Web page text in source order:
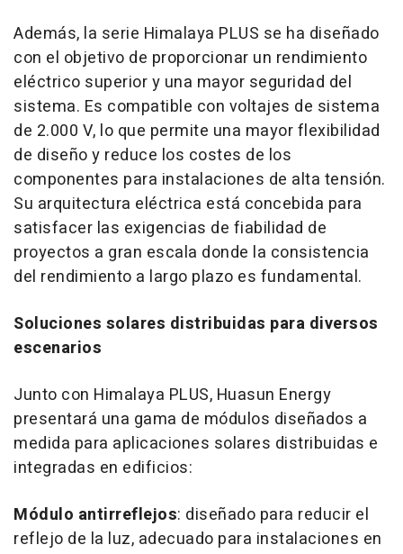
Además, la serie Himalaya PLUS se ha diseñado
con el objetivo de proporcionar un rendimiento
eléctrico superior y una mayor seguridad del
sistema. Es compatible con voltajes de sistema
de 2.000 V, lo que permite una mayor flexibilidad
de diseño y reduce los costes de los
componentes para instalaciones de alta tensión.
Su arquitectura eléctrica está concebida para
satisfacer las exigencias de fiabilidad de
proyectos a gran escala donde la consistencia
del rendimiento a largo plazo es fundamental.
Soluciones solares distribuidas para diversos
escenarios
Junto con Himalaya PLUS, Huasun Energy
presentará una gama de módulos diseñados a
medida para aplicaciones solares distribuidas e
integradas en edificios:
Módulo antirreflejos: diseñado para reducir el
reflejo de la luz, adecuado para instalaciones en